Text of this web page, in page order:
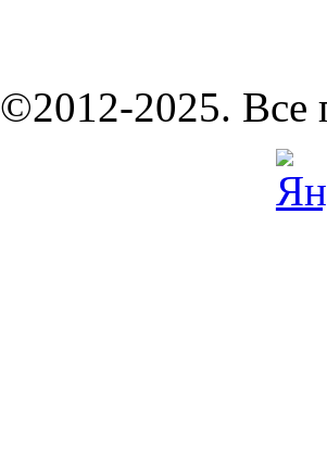
©2012-2025. Все